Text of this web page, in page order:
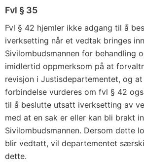
Fvl § 35
Fvl § 42 hjemler ikke adgang til å
iverksetting når et vedtak bringes
Sivilombudsmannen for behandling
imidlertid oppmerksom på at
revisjon i Justisdepartementet, og
forbindelse vurderes om fvl § 42
til å beslutte utsatt iverksetting av
med at en sak er eller kan bli brakt
Sivilombudsmannen. Dersom dette
blir vedtatt, vil departementet
dette.